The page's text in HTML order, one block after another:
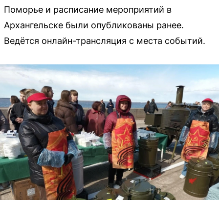
Поморье и расписание мероприятий в
Архангельске были опубликованы ранее.
Ведётся онлайн-трансляция с места событий.